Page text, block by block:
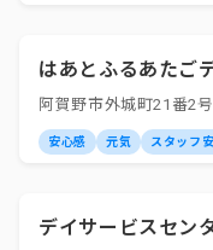
はあとふるあたご
阿賀野市外城町21番2号
安心感 元気 スタッフ
デイサービスセン